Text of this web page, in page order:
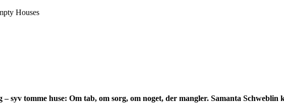
Houses
syv tomme huse: Om tab, om sorg, om noget, der mangler. Samanta